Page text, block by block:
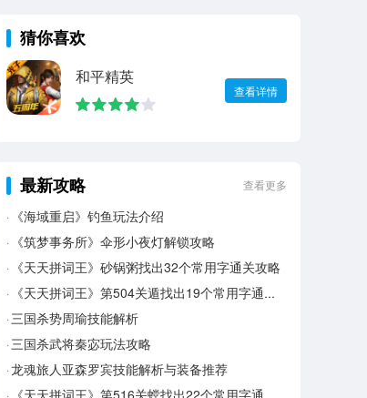
猜你喜欢
和平精英
查看详情
最新攻略 查看更多
《海域重启》钓鱼玩法介绍
《筑梦事务所》伞形小夜灯解锁攻略
《天天拼词王》砂锅粥找出32个常用字通关攻略
《天天拼词王》第504关遁找出19个常用字通关攻略
三国杀势周瑜技能解析
三国杀武将秦宓玩法攻略
龙魂旅人亚森罗宾技能解析与装备推荐
《天天拼词王》第516关螳找出22个常用字通关攻略